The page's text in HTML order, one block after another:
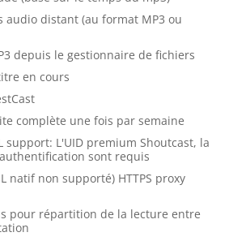
audio distant (au format MP3 ou
depuis le gestionnaire de fichiers
en cours
complète une fois par semaine
support: L'UID premium Shoutcast, la
sont requis
natif non supporté) HTTPS proxy
pour répartition de la lecture entre